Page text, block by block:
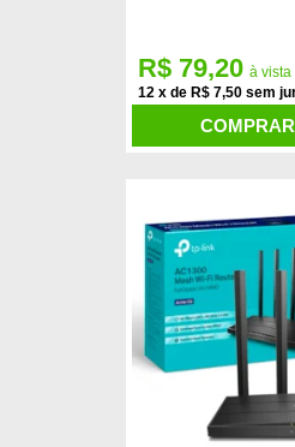
12 x de R$ 7,50
R$ 79,20
COMPRAR